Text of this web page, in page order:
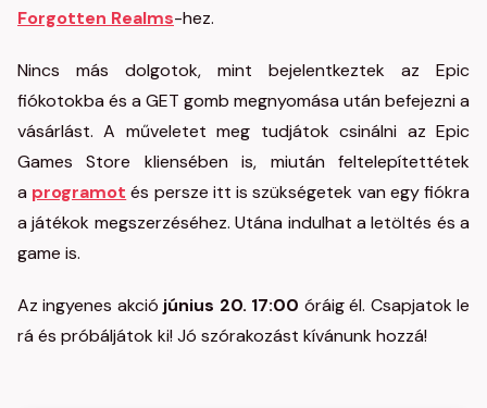
Forgotten Realms-hez.
Nincs más dolgotok, mint bejelentkeztek az Epic
fiókotokba és a GET gomb megnyomása után befejezni a
vásárlást. A műveletet meg tudjátok csinálni az Epic
Games Store kliensében is, miután feltelepítettétek
a programot és persze itt is szükségetek van egy fiókra
a játékok megszerzéséhez. Utána indulhat a letöltés és a
game is.
Az ingyenes akció június 20. 17:00 óráig él. Csapjatok le
rá és próbáljátok ki! Jó szórakozást kívánunk hozzá!